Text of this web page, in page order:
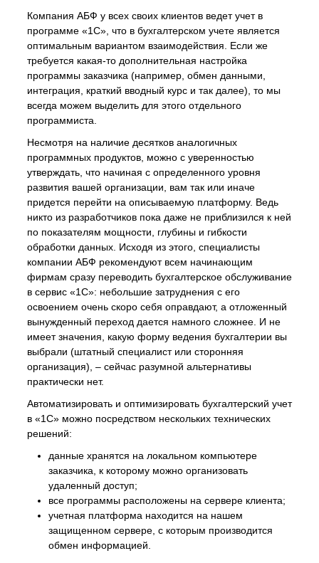
Компания АБФ у всех своих клиентов ведет учет в
программе «1С», что в бухгалтерском учете является
оптимальным вариантом взаимодействия. Если же
требуется какая-то дополнительная настройка
программы заказчика (например, обмен данными,
интеграция, краткий вводный курс и так далее), то мы
всегда можем выделить для этого отдельного
программиста.
Несмотря на наличие десятков аналогичных
программных продуктов, можно с уверенностью
утверждать, что начиная с определенного уровня
развития вашей организации, вам так или иначе
придется перейти на описываемую платформу. Ведь
никто из разработчиков пока даже не приблизился к ней
по показателям мощности, глубины и гибкости
обработки данных. Исходя из этого, специалисты
компании АБФ рекомендуют всем начинающим
фирмам сразу переводить бухгалтерское обслуживание
в сервис «1С»: небольшие затруднения с его
освоением очень скоро себя оправдают, а отложенный
вынужденный переход дается намного сложнее. И не
имеет значения, какую форму ведения бухгалтерии вы
выбрали (штатный специалист или сторонняя
организация), – сейчас разумной альтернативы
практически нет.
Автоматизировать и оптимизировать бухгалтерский учет
в «1С» можно посредством нескольких технических
решений:
данные хранятся на локальном компьютере
заказчика, к которому можно организовать
удаленный доступ;
все программы расположены на сервере клиента;
учетная платформа находится на нашем
защищенном сервере, с которым производится
обмен информацией.